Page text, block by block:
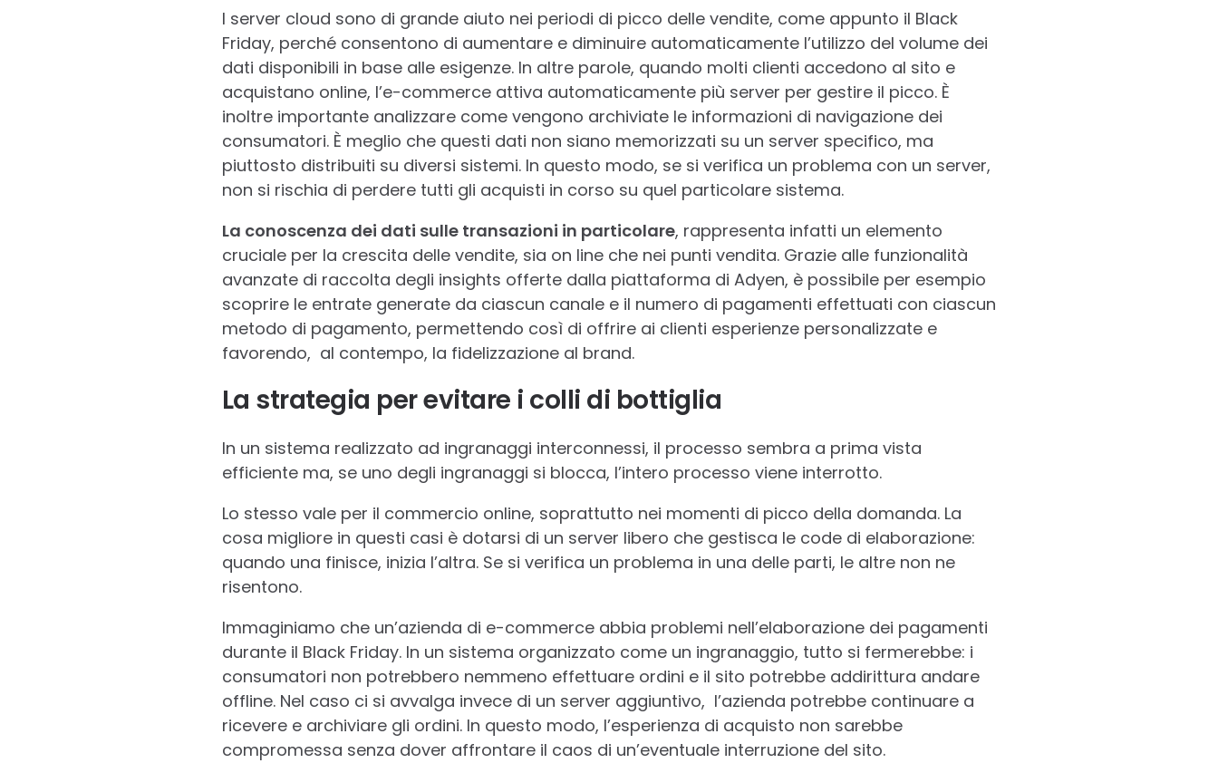
I server cloud sono di grande aiuto nei periodi di picco delle vendite, come appunto il Black
Friday, perché consentono di aumentare e diminuire automaticamente l’utilizzo del volume dei
dati disponibili in base alle esigenze. In altre parole, quando molti clienti accedono al sito e
acquistano online, l’e-commerce attiva automaticamente più server per gestire il picco. È
inoltre importante analizzare come vengono archiviate le informazioni di navigazione dei
consumatori. È meglio che questi dati non siano memorizzati su un server specifico, ma
piuttosto distribuiti su diversi sistemi. In questo modo, se si verifica un problema con un server,
non si rischia di perdere tutti gli acquisti in corso su quel particolare sistema.
La conoscenza dei dati sulle transazioni in particolare, rappresenta infatti un elemento
cruciale per la crescita delle vendite, sia on line che nei punti vendita. Grazie alle funzionalità
avanzate di raccolta degli insights offerte dalla piattaforma di Adyen, è possibile per esempio
scoprire le entrate generate da ciascun canale e il numero di pagamenti effettuati con ciascun
metodo di pagamento, permettendo così di offrire ai clienti esperienze personalizzate e
favorendo, al contempo, la fidelizzazione al brand.
La strategia per evitare i colli di bottiglia
In un sistema realizzato ad ingranaggi interconnessi, il processo sembra a prima vista
efficiente ma, se uno degli ingranaggi si blocca, l’intero processo viene interrotto.
Lo stesso vale per il commercio online, soprattutto nei momenti di picco della domanda. La
cosa migliore in questi casi è dotarsi di un server libero che gestisca le code di elaborazione:
quando una finisce, inizia l’altra. Se si verifica un problema in una delle parti, le altre non ne
risentono.
Immaginiamo che un’azienda di e-commerce abbia problemi nell’elaborazione dei pagamenti
durante il Black Friday. In un sistema organizzato come un ingranaggio, tutto si fermerebbe: i
consumatori non potrebbero nemmeno effettuare ordini e il sito potrebbe addirittura andare
offline. Nel caso ci si avvalga invece di un server aggiuntivo, l’azienda potrebbe continuare a
ricevere e archiviare gli ordini. In questo modo, l’esperienza di acquisto non sarebbe
compromessa senza dover affrontare il caos di un’eventuale interruzione del sito.